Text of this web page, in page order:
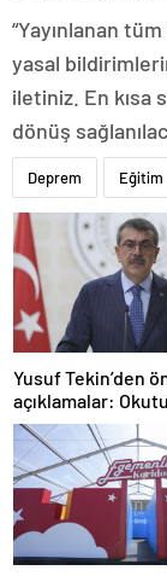
“Yayınlanan
yasal
iletiniz. En
dönüş
Deprem Eğitim
Yusuf Tekin’den
açıklamalar:
kalmamış
değişikliği masada